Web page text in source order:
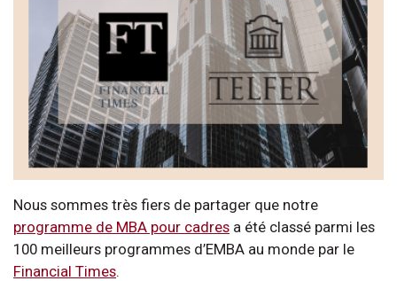
Nous sommes très fiers de partager que notre
programme de MBA pour cadres a été classé parmi les
100 meilleurs programmes d’EMBA au monde par le
Financial Times.